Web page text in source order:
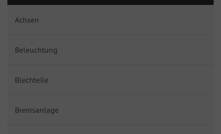
Achsen
Beleuchtung
Blechteile
Bremsanlage